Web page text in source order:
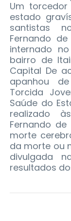
Um
estado
santistas
Fernando
internado
bairro de
Capital De
apanhou
Torcida
Saúde do
realizado
Fernando
morte
da morte ou
divulgada
resultados